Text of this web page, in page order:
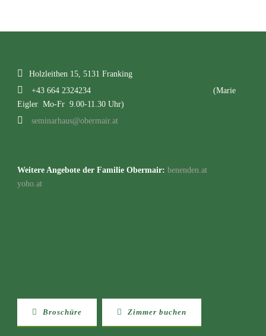
Holzleithen 15, 5131 Franking
+43 664 2324234
(Marie
Eigler Mo-Fr 9.00-11.30 Uhr)
seminarhaus@obermair.at
Weitere Angebote der Familie Obermair: benenden.at
yoho.at
Broschüre Zimmer buchen